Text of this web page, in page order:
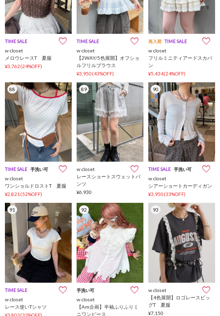
TIME SALE
w closet
メロウレースT 夏服
¥3,762(24%OFF)
TIME SALE
w closet
【2WAY/5色展開】オフショ
ルフリルブラウス
¥3,950(43%OFF)
再入荷 TIME SALE
w closet
フリルミニティアードスカパ
ン
¥5,434(24%OFF)
88
TIME SALE 手洗い可
w closet
ワンショルドロストT 夏服
¥2,821(52%OFF)
89
w closet
レースショートスウェットパ
ンツ
¥6,930
90
TIME SALE 手洗い可
w closet
シアーショートカーディガン
¥3,950(33%OFF)
91
TIME SALE
w closet
レース使いTシャツ
92
手洗い可 インフルエンサー企画
w closet
【Am企画】半袖ふりふりミ
ニワンピース
93
w closet
【4色展開】ロゴレースビッ
グT 夏服
¥7,150